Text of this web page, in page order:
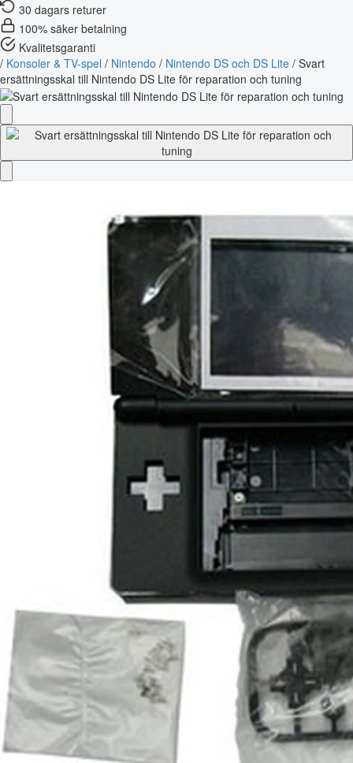
30 dagars returer
100% säker betalning
Kvalitetsgaranti
/ Konsoler & TV-spel / Nintendo / Nintendo DS och DS Lite / Svart
ersättningsskal till Nintendo DS Lite för reparation och tuning